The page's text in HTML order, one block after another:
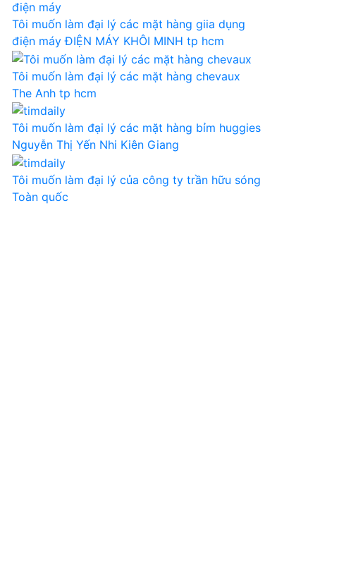
Tôi muốn làm đại lý các mặt hàng giia dụng
điện máyĐIỆN MÁY KHÔI MINHtp hcm
Tôi muốn làm đại lý các mặt hàng chevaux
The Anhtp hcm
Tôi muốn làm đại lý các mặt hàng bỉm huggies
Nguyễn Thị Yến Nhi Kiên Giang
Tôi muốn làm đại lý của công tytrần hữu sóng
Toàn quốc